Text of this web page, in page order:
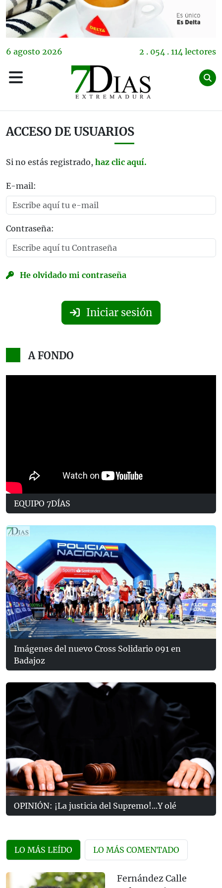
6 agosto 2026 2 . 054 . 114 lectores
ACCESO DE USUARIOS
Si no estás registrado, haz clic aquí.
E-mail:
Contraseña:
He olvidado mi contraseña
Iniciar sesión
A FONDO
EQUIPO 7DÍAS
Imágenes del nuevo Cross Solidario 091 en
Badajoz
OPINIÓN: ¡La justicia del Supremo!...Y olé
LO MÁS LEÍDO LO MÁS COMENTADO
Fernández Calle